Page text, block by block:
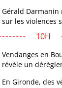
Gérald Darmanin
sur les violences
10H
Vendanges en
révèle un
En Gironde, des